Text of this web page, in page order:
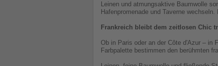
Leinen und atmungsaktive Baumwolle
Hafenpromenade und Taverne
Frankreich bleibt dem zeitlosen Chic
Ob in Paris oder an der Côte d'Azur – in
Farbpalette bestimmen den berühmten